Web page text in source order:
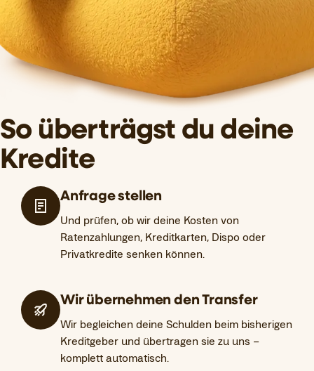
So überträgst du deine
Kredite
Anfrage stellen
Und prüfen, ob wir deine Kosten von
Ratenzahlungen, Kreditkarten, Dispo oder
Privatkredite senken können.
Wir übernehmen den Transfer
Wir begleichen deine Schulden beim bisherigen
Kreditgeber und übertragen sie zu uns –
komplett automatisch.